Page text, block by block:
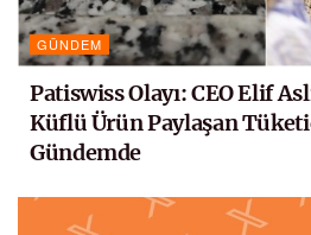
GÜNDEM
Patiswiss Olayı: CEO Elif
Küflü Ürün Paylaşan
Gündemde